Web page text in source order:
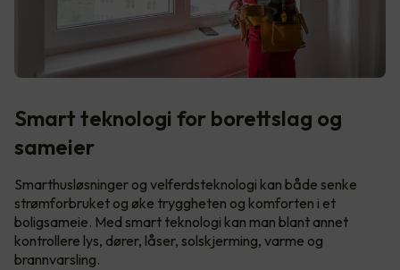
Smart teknologi for borettslag og
sameier
Smarthusløsninger og velferdsteknologi kan både senke
strømforbruket og øke tryggheten og komforten i et
boligsameie. Med smart teknologi kan man blant annet
kontrollere lys, dører, låser, solskjerming, varme og
brannvarsling.